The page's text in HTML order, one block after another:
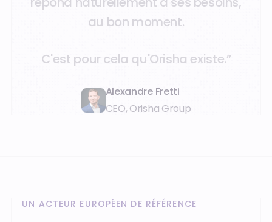
au bon moment.
C'est pour cela qu'Orisha existe.”
Alexandre Fretti
CEO, Orisha Group
UN ACTEUR EUROPÉEN DE RÉFÉRENCE